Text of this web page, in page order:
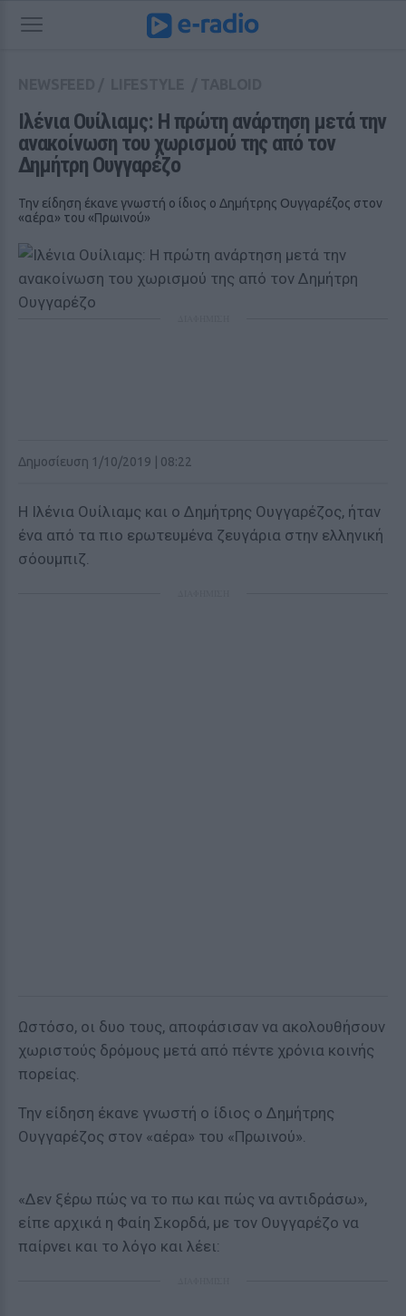
Ιλένια Ουίλιαμς: Η πρώτη ανάρτηση μετά την
ανακοίνωση του χωρισμού της από τον
Δημήτρη Ουγγαρέζο
Την είδηση έκανε γνωστή ο ίδιος ο Δημήτρης Ουγγαρέζος στον
«αέρα» του «Πρωινού»
Δημοσίευση 1/10/2019 | 08:22
Η Ιλένια Ουίλιαμς και ο Δημήτρης Ουγγαρέζος, ήταν
ένα από τα πιο ερωτευμένα ζευγάρια στην ελληνική
σόουμπιζ.
Ωστόσο, οι δυο τους, αποφάσισαν να ακολουθήσουν
χωριστούς δρόμους μετά από πέντε χρόνια κοινής
πορείας.
Την είδηση έκανε γνωστή ο ίδιος ο Δημήτρης
Ουγγαρέζος στον «αέρα» του «Πρωινού».
«Δεν ξέρω πώς να το πω και πώς να αντιδράσω»,
είπε αρχικά η Φαίη Σκορδά, με τον Ουγγαρέζο να
παίρνει και το λόγο και λέει: